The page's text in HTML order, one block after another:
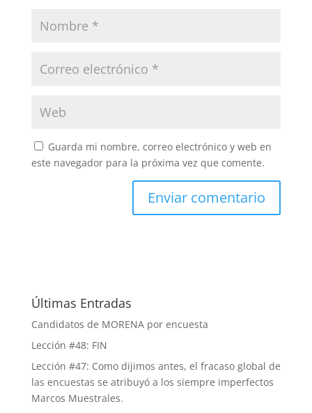
Guarda mi nombre, correo electrónico y web en
este navegador para la próxima vez que comente.
Últimas Entradas
Candidatos de MORENA por encuesta
Lección #48: FIN
Lección #47: Como dijimos antes, el fracaso global de
las encuestas se atribuyó a los siempre imperfectos
Marcos Muestrales.